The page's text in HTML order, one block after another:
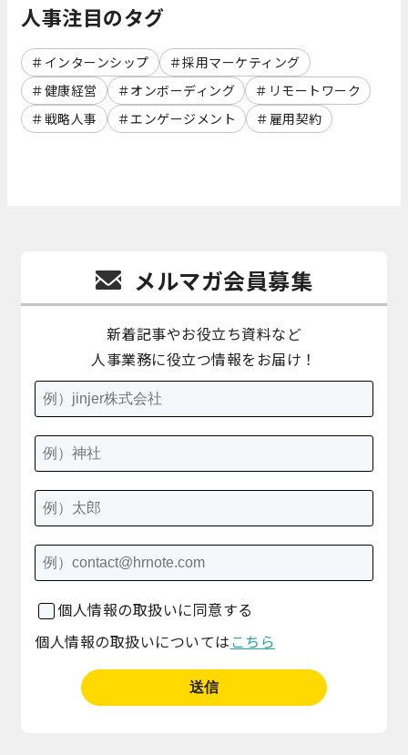
人事注目のタグ
インターンシップ
採用マーケティング
健康経営
オンボーディング
リモートワーク
戦略人事
エンゲージメント 雇用契約
メルマガ会員募集
新着記事やお役立ち資料など
人事業務に役立つ情報をお届け！
個人情報の取扱いに同意する
個人情報の取扱いについては こちら